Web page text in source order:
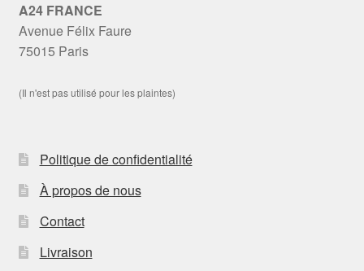
A24 FRANCE
Avenue Félix Faure
75015 Paris
(Il n'est pas utilisé pour les plaintes)
Politique de confidentialité
À propos de nous
Contact
Livraison